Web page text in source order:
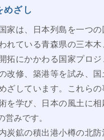
めざし
家は、日本列島を一つの
れている青森県の三本
拓にかかわる国家プロ
改修、築港等を試み、
ざしています。これら
を学び、日本の風土に
営みです。
炭鉱の積出港小樽の北防